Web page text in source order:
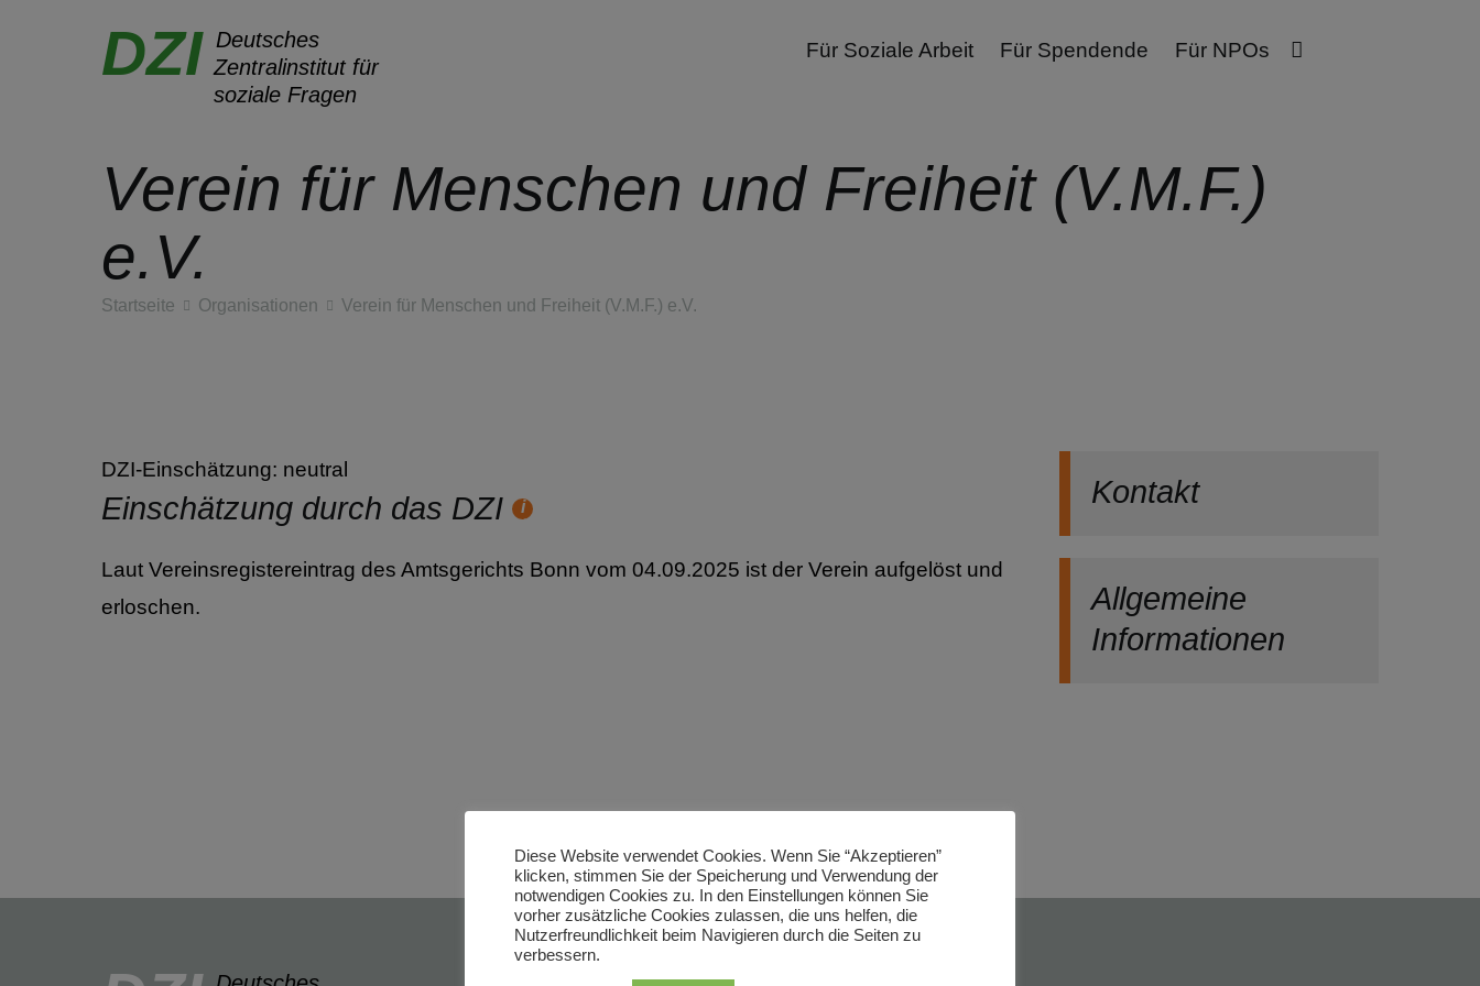
DZI Deutsches
Zentralinstitut für
soziale Fragen
Für Soziale Arbeit Für Spendende Für NPOs
Verein für Menschen und Freiheit (V.M.F.)
e.V.
Startseite Organisationen Verein für Menschen und Freiheit (V.M.F.) e.V.
DZI-Einschätzung: neutral
Einschätzung durch das DZI Hilfetext
Laut Vereinsregistereintrag des Amtsgerichts Bonn vom 04.09.2025 ist der Verein aufgelöst und
erloschen.
Kontakt
Allgemeine
Informationen
Diese Website verwendet Cookies. Wenn Sie “Akzeptieren”
klicken, stimmen Sie der Speicherung und Verwendung der
notwendigen Cookies zu. In den Einstellungen können Sie
vorher zusätzliche Cookies zulassen, die uns helfen, die
Nutzerfreundlichkeit beim Navigieren durch die Seiten zu
verbessern.